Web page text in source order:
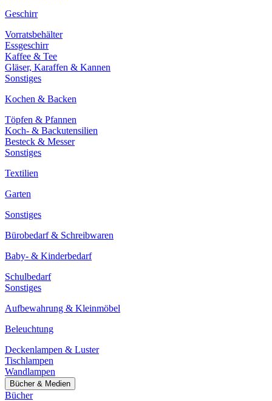
Geschirr
Vorratsbehälter
Essgeschirr
Kaffee & Tee
Gläser, Karaffen & Kannen
Sonstiges
Kochen & Backen
Töpfen & Pfannen
Koch- & Backutensilien
Besteck & Messer
Sonstiges
Textilien
Garten
Sonstiges
Bürobedarf & Schreibwaren
Baby- & Kinderbedarf
Schulbedarf
Sonstiges
Aufbewahrung & Kleinmöbel
Beleuchtung
Deckenlampen & Luster
Tischlampen
Wandlampen
Bücher & Medien
Bücher